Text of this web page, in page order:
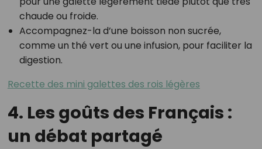
chaude ou froide.
Accompagnez-la d’une boisson non sucrée,
comme un thé vert ou une infusion, pour faciliter la
digestion.
Recette des mini galettes des rois légères
4. Les goûts des Français :
un débat partagé